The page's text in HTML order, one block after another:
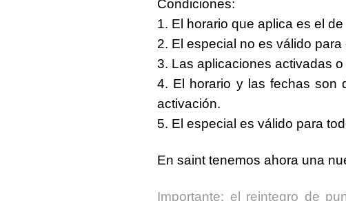
Condiciones:
1. El horario que aplica es el
2. El especial no es válido
3. Las aplicaciones activadas
4. El horario y las fechas son
activación.
5. El especial es válido para
En saint tenemos ahora una
Importante: el reintegro de